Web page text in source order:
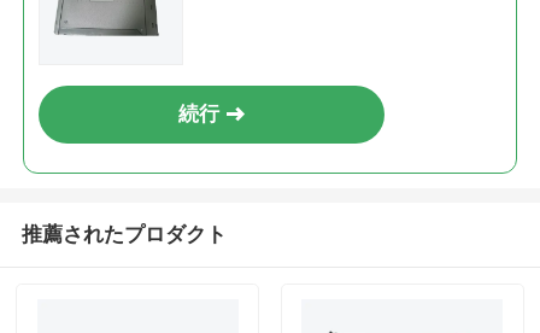
続行
推薦されたプロダクト